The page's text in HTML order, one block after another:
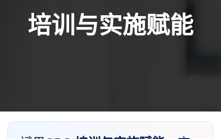
培训与实施赋能